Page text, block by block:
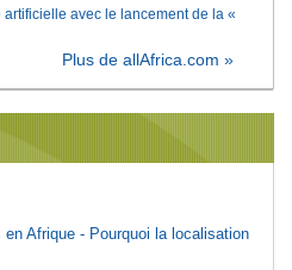
avec le lancement de la «
Plus de allAfrica.com »
Afrique - Pourquoi la localisation